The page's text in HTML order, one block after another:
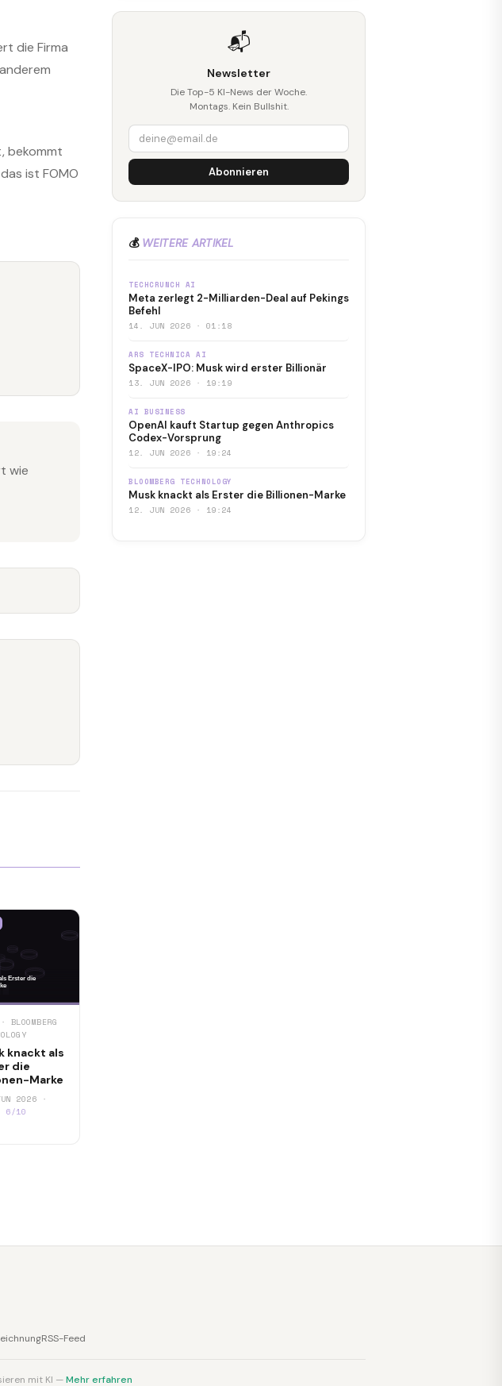
die Firma
bekommt
ist FOMO
wie
BLOOMBERG
knackt als
die
Marke
2026 ·
6/10
📬
Newsletter
Die Top-5 KI-News der Woche.
Montags. Kein Bullshit.
Abonnieren
💰 WEITERE ARTIKEL
TECHCRUNCH AI
Meta zerlegt 2-Milliarden-Deal auf Pekings
Befehl
14. JUN 2026 · 01:18
ARS TECHNICA AI
SpaceX-IPO: Musk wird erster Billionär
13. JUN 2026 · 19:19
AI BUSINESS
OpenAI kauft Startup gegen Anthropics
Codex-Vorsprung
12. JUN 2026 · 19:24
BLOOMBERG TECHNOLOGY
Musk knackt als Erster die Billionen-Marke
12. JUN 2026 · 19:24
RSS-Feed
mit KI —Mehr erfahren